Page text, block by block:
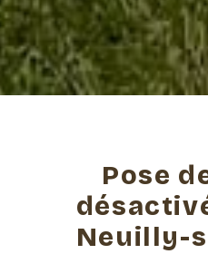
Pose
Neuilly-